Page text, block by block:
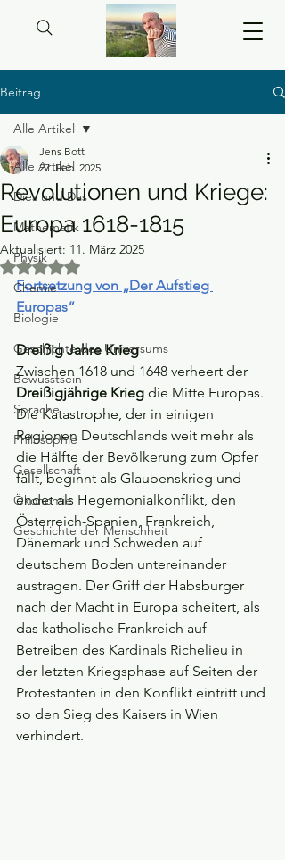
Beitrag
Alle Artikel
Dies und Das
Mathematik
Physik
Chemie
Biologie
Geschichte des Universums
Bewusstsein
Sprache
Philosophie
Gesellschaft
Ökonomie
Geschichte der Menschheit
Alle Artikel
Revolutionen und Kriege:
Europa 1618-1815
Jens Bott
27. Feb. 2025
Aktualisiert: 11. März 2025
Mit NaN von 5 Sternen bewertet.
Fortsetzung von „Der Aufstieg
Europas“
Dreißig Jahre Krieg
Zwischen 1618 und 1648 verheert der
Dreißigjährige Krieg die Mitte Europas.
Die Katastrophe, der in einigen
Regionen Deutschlands weit mehr als
die Hälfte der Bevölkerung zum Opfer
fällt, beginnt als Glaubenskrieg und
endet als Hegemonialkonflikt, den
Österreich-Spanien, Frankreich,
Dänemark und Schweden auf
deutschem Boden untereinander
austragen. Der Griff der Habsburger
nach der Macht in Europa scheitert, als
das katholische Frankreich auf
Betreiben des Kardinals Richelieu in
der letzten Kriegsphase auf Seiten der
Protestanten in den Konflikt eintritt und
so den Sieg des Kaisers in Wien
verhindert.